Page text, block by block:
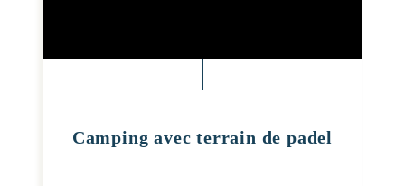
Camping avec terrain de padel